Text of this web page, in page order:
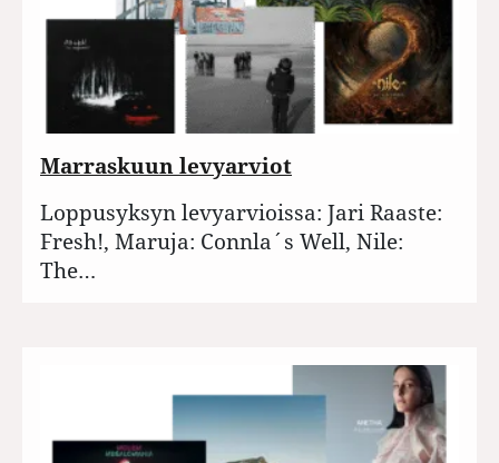
Marraskuun levyarviot
Loppusyksyn levyarvioissa: Jari Raaste:
Fresh!, Maruja: Connla´s Well, Nile:
The…